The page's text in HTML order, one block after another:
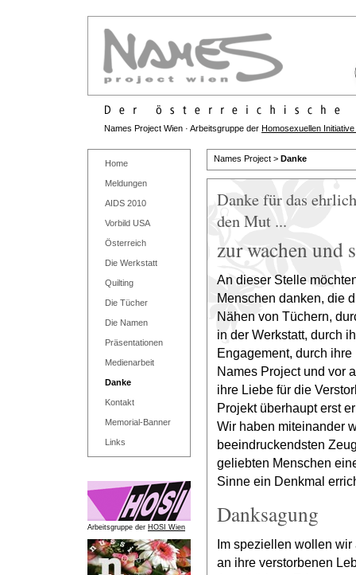
Names Project Wien · Arbeitsgruppe der Homosexuellen
Home
Meldungen
AIDS 2010
Vorbild USA
Österreich
Die Werkstatt
Quilting
Die Tücher
Die Namen
Präsentationen
Medienarbeit
Danke
Kontakt
Memorial-Banner
Links
Arbeitsgruppe der HOSI Wien
Names Project > Danke
Danke für das
den Mut ...
zur wachen und
An dieser Stelle
Menschen danken, die
Nähen von Tüchern,
in der Werkstatt, durch
Engagement, durch ihre
Names Project und vor
ihre Liebe für die
Projekt überhaupt erst
Wir haben miteinander
beeindruckendsten
geliebten Menschen
Sinne ein Denkmal
Danksagung
Im speziellen wollen
an ihre verstorbenen